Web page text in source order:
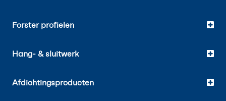
Forster profielen
Hang- & sluitwerk
Afdichtingsproducten